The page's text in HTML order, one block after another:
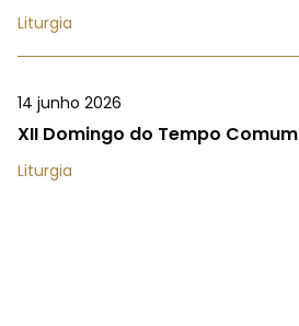
Liturgia
14 junho 2026
XII Domingo do Tempo Comum
Liturgia